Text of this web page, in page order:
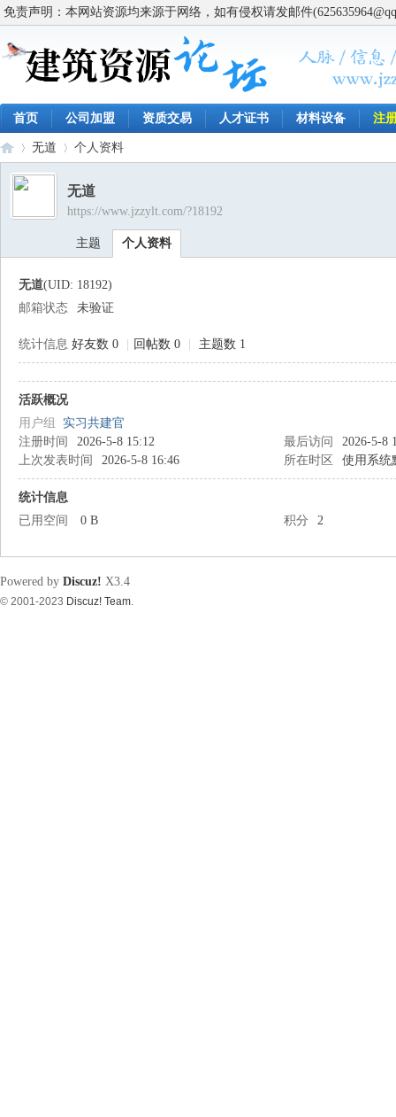
免责声明：本网站资源均来源于网络，如有侵权请发邮件
首页 公司加盟 资质交易 人才证书 材料设备 注
资
›
无道 个人资料
无道
https://www.jzzylt.com/?18192
主题 个人资料
无道(UID: 18192)
邮箱状态
未验证
统计信息 好友数 0 回帖数 0 主题数 1
活跃概况
用户组 实习共建官
注册时间
2026-5-8 15:12 最后访问
2026-5-8
上次发表时间
2026-5-8 16:46 所在时区 使用系统
统计信息
已用空间
0 B 积分 2
Powered by Discuz! X3.4
© 2001-2023 Discuz! Team